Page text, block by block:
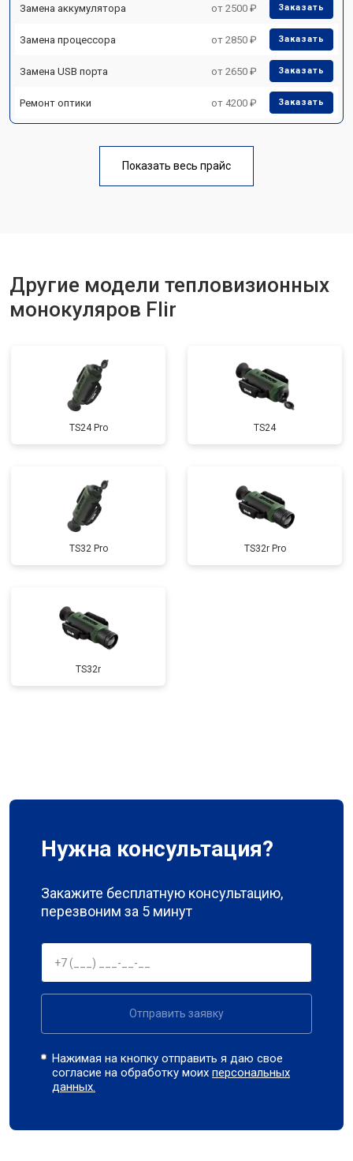
Замена аккумулятора от 2500 ₽ Заказать
Замена процессора от 2850 ₽ Заказать
Замена USB порта от 2650 ₽ Заказать
Ремонт оптики от 4200 ₽ Заказать
Показать весь прайс
Другие модели тепловизионных
монокуляров Flir
TS24 Pro TS24
TS32 Pro TS32r Pro
TS32r
Нужна консультация?
Закажите бесплатную консультацию,
перезвоним за 5 минут
Отправить заявку
Нажимая на кнопку отправить я даю свое
согласие на обработку моихперсональных
данных.